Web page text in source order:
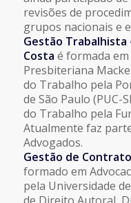
revisões de
grupos nacionais e
Gestão Trabalhista
Costa é formada
Presbiteriana
do Trabalho pela
de São Paulo (PUC-
do Trabalho pela
Atualmente faz
Advogados.
Gestão de
formado em
pela Universidade
de Direito Autoral,